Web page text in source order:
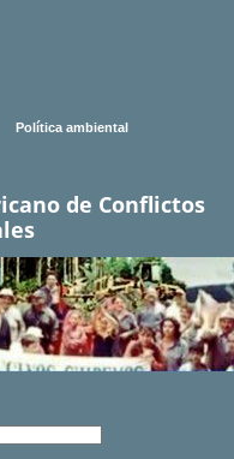
Política ambiental
de Conflictos